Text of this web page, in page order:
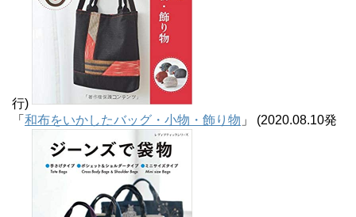
行)
「 和布をいかしたバッグ・小物・飾り物 」 (2020.08.10発